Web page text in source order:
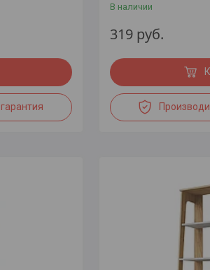
В наличии
319 руб.